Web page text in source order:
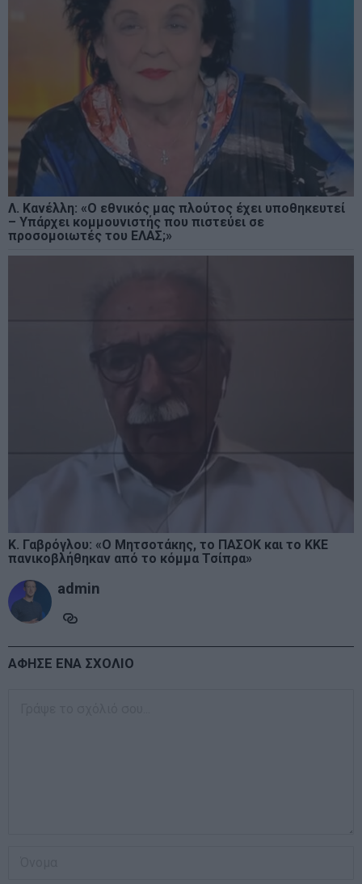
Λ. Κανέλλη: «Ο εθνικός μας πλούτος έχει υποθηκευτεί
– Υπάρχει κομμουνιστής που πιστεύει σε
προσομοιωτές του ΕΛΑΣ;»
K. Γαβρόγλου: «Ο Μητσοτάκης, το ΠΑΣΟΚ και το ΚΚΕ
πανικοβλήθηκαν από το κόμμα Τσίπρα»
admin
ΑΦΗΣΕ ΕΝΑ ΣΧΟΛΙΟ